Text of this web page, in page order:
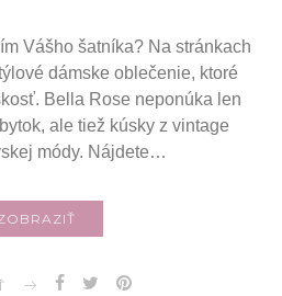
Vášho šatníka? Na stránkach
dámske oblečenie, ktoré
Bella Rose neponúka len
ale tiež kúsky z vintage
módy. Nájdete…